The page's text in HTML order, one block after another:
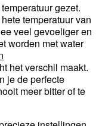
gezet.
temperatuur van
veel gevoeliger en
worden met water
het verschil maakt.
je de perfecte
meer bitter of te